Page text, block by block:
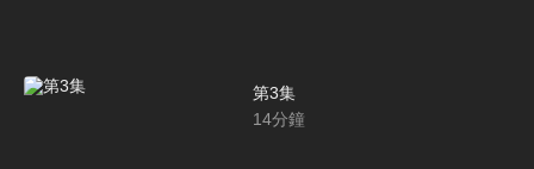
第3集
14分鐘